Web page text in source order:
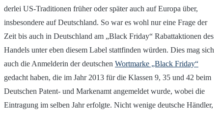
derlei US-Traditionen früher oder später auch auf Europa über,
insbesondere auf Deutschland. So war es wohl nur eine Frage der
Zeit bis auch in Deutschland am „Black Friday“ Rabattaktionen des
Handels unter eben diesem Label stattfinden würden. Dies mag sich
auch die Anmelderin der deutschen Wortmarke „Black Friday“
gedacht haben, die im Jahr 2013 für die Klassen 9, 35 und 42 beim
Deutschen Patent- und Markenamt angemeldet wurde, wobei die
Eintragung im selben Jahr erfolgte. Nicht wenige deutsche Händler,